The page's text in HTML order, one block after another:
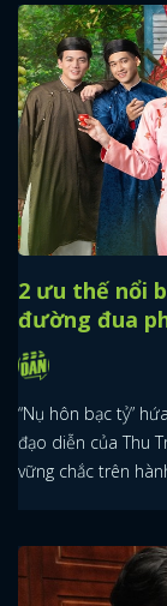
2 ưu thế nổi
đường đua
“Nụ hôn bạc tỷ”
đạo diễn của Thu
vững chắc trên